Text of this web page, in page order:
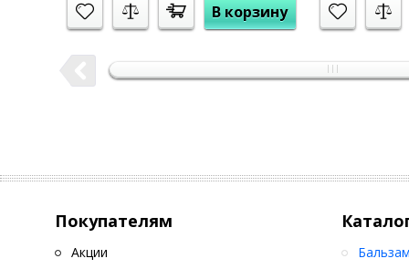
В корзину
Покупателям
Акции